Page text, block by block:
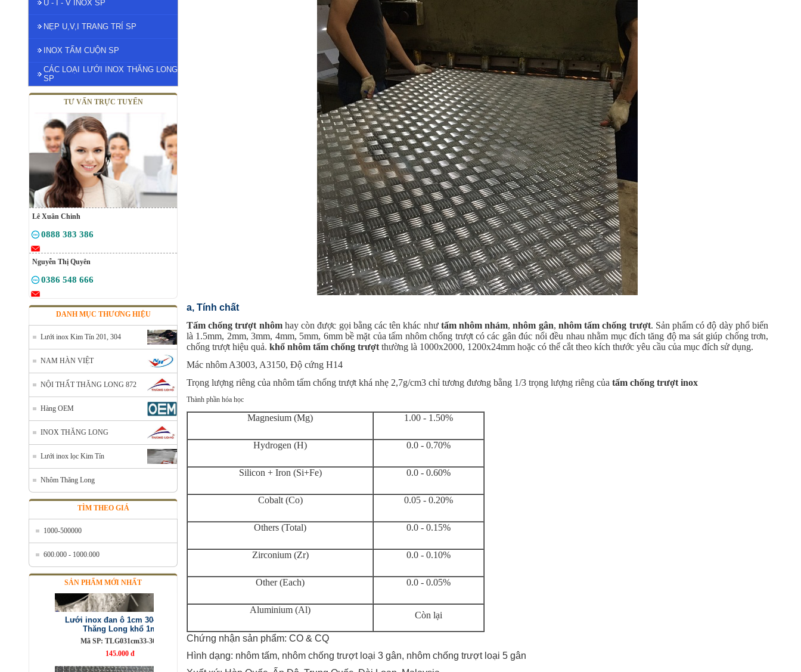
U - I - V INOX SP
NẸP U,V,I TRANG TRÍ SP
INOX TẤM CUỘN SP
CÁC LOẠI LƯỚI INOX THĂNG LONG
SP
TƯ VẤN TRỰC TUYẾN
Lê Xuân Chinh
0888 383 386
Nguyễn Thị Quyên
0386 548 666
DANH MỤC THƯƠNG HIỆU
Lưới inox Kim Tín 201, 304
NAM HÀN VIỆT
NỘI THẤT THĂNG LONG 872
Hàng OEM
INOX THĂNG LONG
Lưới inox lọc Kim Tín
Nhôm Thăng Long
TÌM THEO GIÁ
1000-500000
600.000 - 1000.000
SẢN PHẨM MỚI NHẤT
Lưới đỡ cách nhiệt inox 304
Mã SP: Linoxchongnong1010304
Lưới inox đan ô 1cm 304 TLG
Thăng Long khổ 1m
Mã SP: TLG031cm33-304
145.000 đ
a, Tính chất
Tấm chống trượt nhômhay còn được gọi bằng các tên khác như tấm nhôm nhám,nhôm gân, nhôm tấm chống trượt. Sản phẩm có độ dày phổ biến
là 1.5mm, 2mm, 3mm, 4mm, 5mm, 6mm bề mặt của tấm nhôm chống trượt có các gân đúc nổi đều nhau nhằm mục đích tăng độ ma sát giúp chống trơn,
chống trượt hiệu quả. khổ nhôm tấm chống trượt thường là 1000x2000, 1200x24mm hoặc có thể cắt theo kích thước yêu cầu của mục đích sử dụng.
Mác nhôm A3003, A3150, Độ cứng H14
Trọng lượng riêng của nhôm tấm chống trượt khá nhẹ 2,7g/cm3 chỉ tương đương bằng 1/3 trọng lượng riêng của tấm chống trượt inox
Thành phần hóa học
Magnesium (Mg) 1.00 - 1.50%
Hydrogen (H) 0.0 - 0.70%
Silicon + Iron (Si+Fe) 0.0 - 0.60%
Cobalt (Co) 0.05 - 0.20%
Others (Total) 0.0 - 0.15%
Zirconium (Zr) 0.0 - 0.10%
Other (Each) 0.0 - 0.05%
Aluminium (Al)
Còn lại
Chứng nhận sản phẩm: CO & CQ
Hình dạng: nhôm tấm, nhôm chống trượt loại 3 gân, nhôm chống trượt loại 5 gân